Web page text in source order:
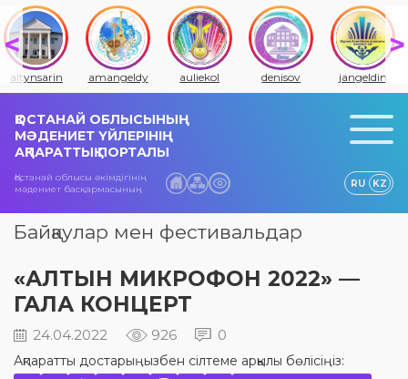
altynsarin amangeldy auliekol denisov jangeldin
ҚОСТАНАЙ ОБЛЫСЫНЫҢ
МӘДЕНИЕТ ҮЙЛЕРІНІҢ
АҚПАРАТТЫҚ ПОРТАЛЫ
Қостанай облысы әкімдігінің
мәдениет басқармасының
RU KZ
Байқаулар мен фестивальдар
«АЛТЫН МИКРОФОН 2022» —
ГАЛА КОНЦЕРТ
24.04.2022 926 0
Ақпаратты достарыңызбен сілтеме арқылы бөлісіңіз: